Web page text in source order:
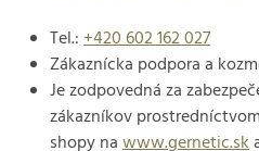
Tel.:+420 602 162 027
Zákaznícka podpora a
Je zodpovedná za
zákazníkov
shopy nawww.gernetic.sk